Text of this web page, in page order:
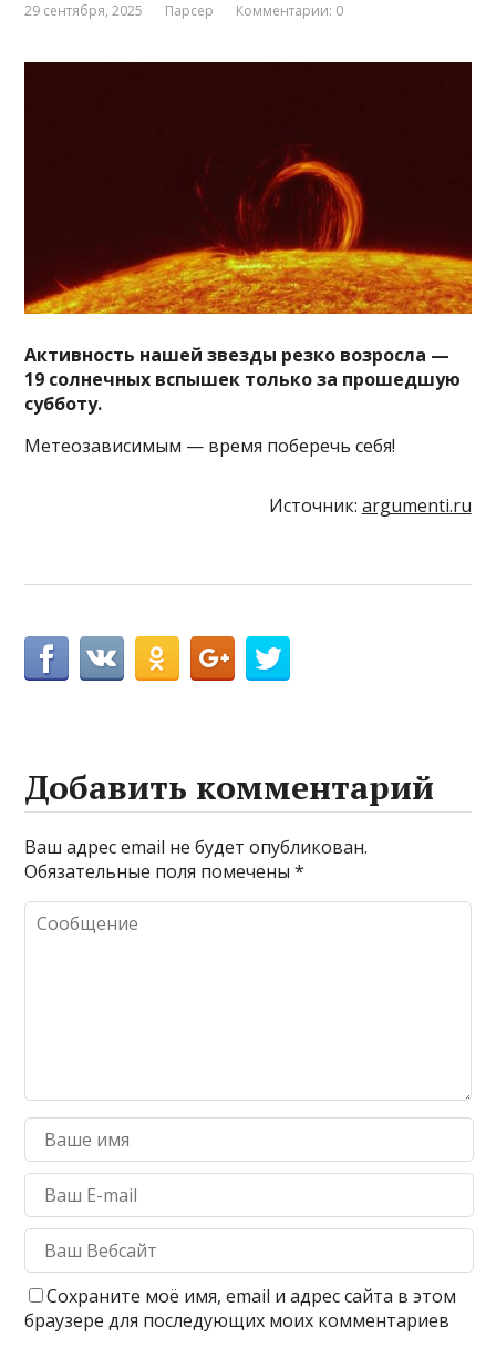
29 сентября, 2025 Парсер Комментарии: 0
Активность нашей звезды резко возросла —
19 солнечных вспышек только за прошедшую
субботу.
Метеозависимым — время поберечь себя!
Источник: argumenti.ru
Добавить комментарий
Ваш адрес email не будет опубликован.
Обязательные поля помечены*
Сохраните моё имя, email и адрес сайта в этом
браузере для последующих моих комментариев